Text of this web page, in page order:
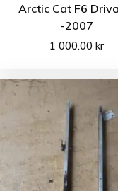
Arctic Cat F6
-2007
1 000.00 kr